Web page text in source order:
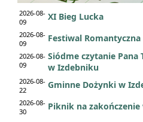
2026-08-
09
XI Bieg Lucka
2026-08-
09
Festiwal
2026-08-
09
Siódme czytanie Pana
w Izdebniku
2026-08-
22
Gminne Dożynki w
2026-08-
30
Piknik na zakończenie